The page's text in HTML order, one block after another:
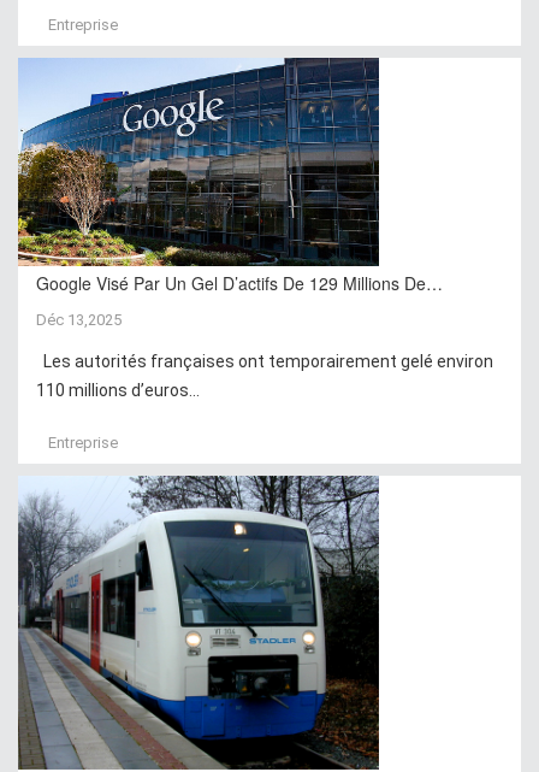
Entreprise
Google Visé Par Un Gel D’actifs De 129 Millions De…
Déc 13,2025
Les autorités françaises ont temporairement gelé environ
110 millions d’euros...
Entreprise